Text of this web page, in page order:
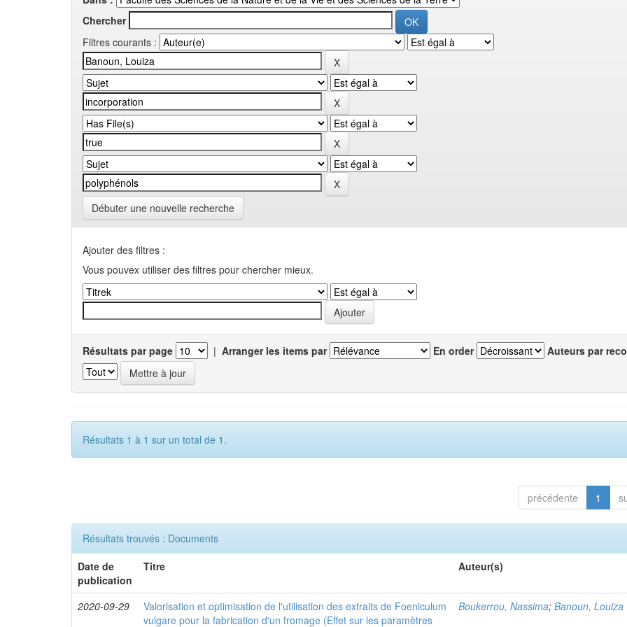
Chercher
Filtres courants :
Débuter une nouvelle recherche
Ajouter des filtres :
Vous pouvex utiliser des filtres pour chercher mieux.
Résultats par page | Arranger les items par En order Auteurs par
Résultats 1 à 1 sur un total de 1.
précédente 1
Résultats trouvés : Documents
Date de
publication
Titre Auteur(s)
2020-09-29
Valorisation et optimisation de l'utilisation des extraits de Foeniculum
vulgare pour la fabrication d'un fromage (Effet sur les paramètres
Boukerrou, Nassima;Banoun, Louiza